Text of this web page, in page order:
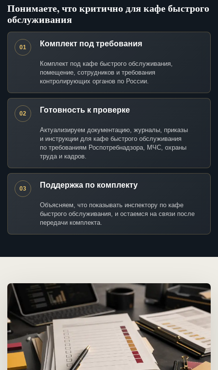
Понимаете, что критично для кафе быстрого
обслуживания
01 Комплект под требования
Комплект под кафе быстрого обслуживания,
помещение, сотрудников и требования
контролирующих органов по России.
02 Готовность к проверке
Актуализируем документацию, журналы, приказы
и инструкции для кафе быстрого обслуживания
по требованиям Роспотребнадзора, МЧС, охраны
труда и кадров.
03 Поддержка по комплекту
Объясняем, что показывать инспектору по кафе
быстрого обслуживания, и остаемся на связи после
передачи комплекта.